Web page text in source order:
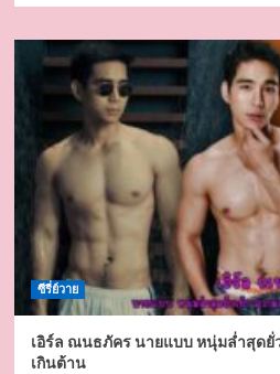
Poomrapee
Rapeepattarakul
แจ
กวา
ร์ป
หนุ่ม
หล่อ
ดี
ผล
งาน
สุด
แซ่บ
ซีรี่ย์วาย
เอิร์ล ณนธภัคร นายแบบ หนุ่มล่ำสุดยั่
เกินต้าน